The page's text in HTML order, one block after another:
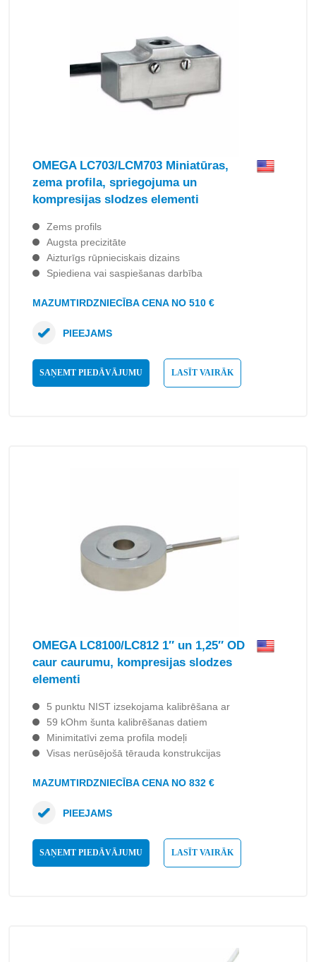
OMEGA LC703/LCM703 Miniatūras,
zema profila, spriegojuma un
kompresijas slodzes elementi
Zems profils
Augsta precizitāte
Aizturīgs rūpnieciskais dizains
Spiediena vai saspiešanas darbība
MAZUMTIRDZNIECĪBA CENA NO 510 €
SAŅEMT PIEDĀVĀJUMU LASĪT VAIRĀK
PIEEJAMS
OMEGA LC8100/LC812 1″ un 1,25″ OD
caur caurumu, kompresijas slodzes
elementi
5 punktu NIST izsekojama kalibrēšana ar
59 kOhm šunta kalibrēšanas datiem
Minimitatīvi zema profila modeļi
Visas nerūsējošā tērauda konstrukcijas
MAZUMTIRDZNIECĪBA CENA NO 832 €
SAŅEMT PIEDĀVĀJUMU LASĪT VAIRĀK
PIEEJAMS